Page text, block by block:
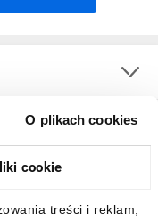
O plikach cookies
cookie
treści i reklam,